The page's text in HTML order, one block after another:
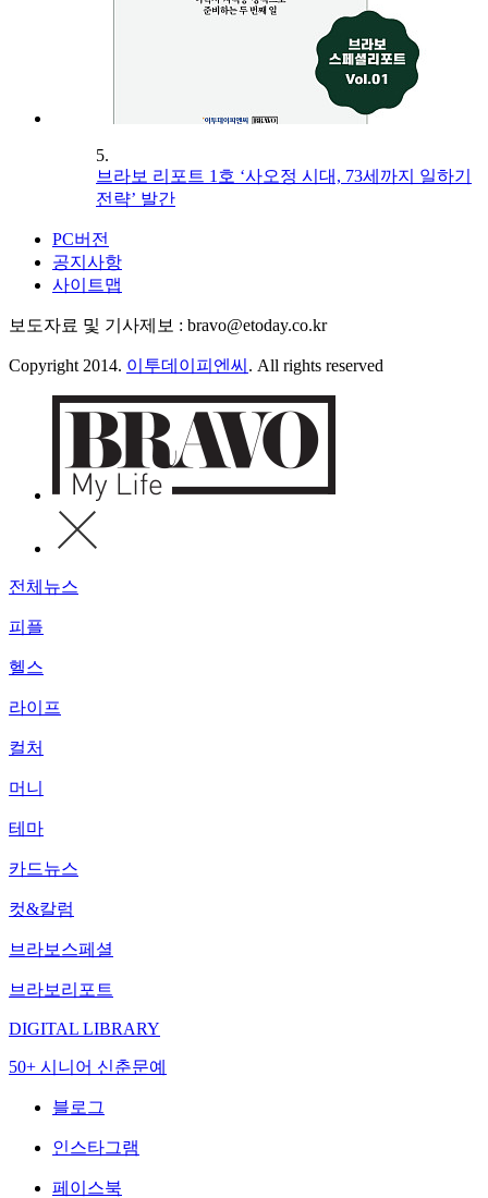
5.
브라보 리포트 1호 ‘사오정 시대, 73세까지 일하기
전략’ 발간
PC버전
공지사항
사이트맵
보도자료 및 기사제보 : bravo@etoday.co.kr
Copyright 2014. 이투데이피엔씨 . All rights reserved
전체뉴스
피플
헬스
라이프
컬처
머니
테마
카드뉴스
컷&칼럼
브라보스페셜
브라보리포트
DIGITAL LIBRARY
50+ 시니어 신춘문예
블로그
인스타그램
페이스북